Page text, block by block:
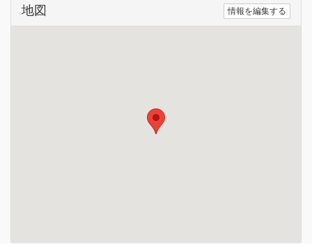
地図 情報を編集する